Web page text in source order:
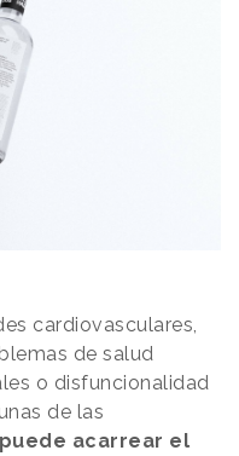
cardiovasculares,
de salud
o disfuncionalidad
de las
acarrear el